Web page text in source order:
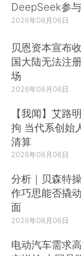
DeepSeek参
2026年08月06日
贝恩资本宣布
国大陆无法注
场
2026年08月06日
【我闻】艾路
拘 当代系创始
清算
2026年08月06日
分析｜贝森特
作巧思能否撬
面
2026年08月06日
电动汽车需求